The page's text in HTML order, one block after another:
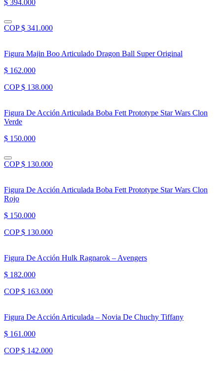
$ 394.000
COP $ 341.000
Figura Majin Boo Articulado Dragon Ball Super Original
$ 162.000
COP $ 138.000
Figura De Acción Articulada Boba Fett Prototype Star Wars Clon
Verde
$ 150.000
COP $ 130.000
Figura De Acción Articulada Boba Fett Prototype Star Wars Clon
Rojo
$ 150.000
COP $ 130.000
Figura De Acción Hulk Ragnarok – Avengers
$ 182.000
COP $ 163.000
Figura De Acción Articulada – Novia De Chuchy Tiffany
$ 161.000
COP $ 142.000